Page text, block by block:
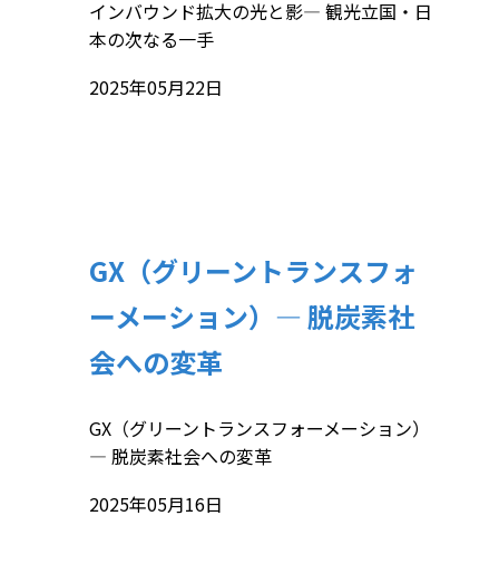
インバウンド拡大の光と影— 観光立国・日
本の次なる一手
2025年05月22日
GX（グリーントランスフォ
ーメーション）— 脱炭素社
会への変革
GX（グリーントランスフォーメーション）
— 脱炭素社会への変革
2025年05月16日